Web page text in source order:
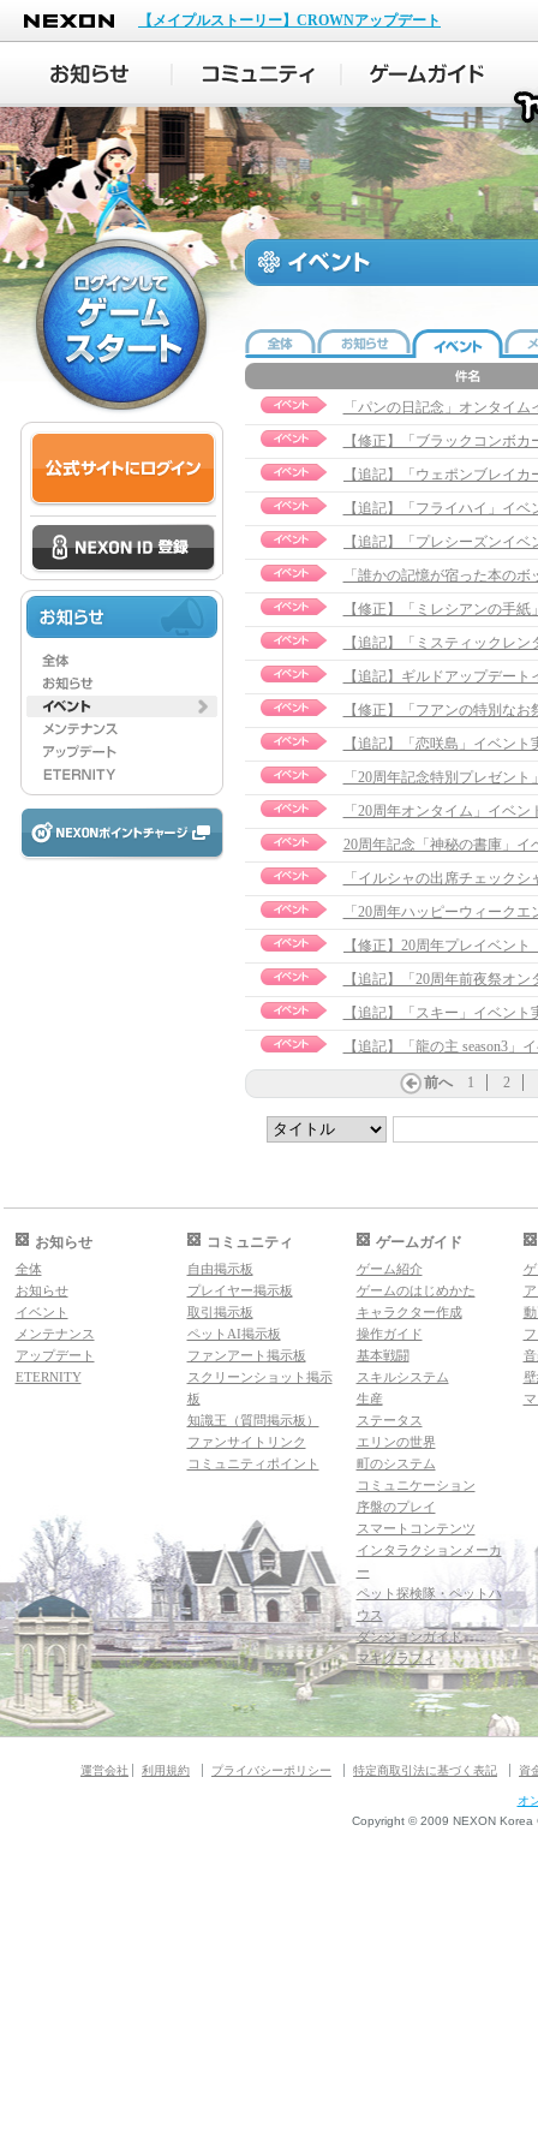
NEXON
【メイプルストーリー】CROWNアップデート
「パンの日記念」オンタイ
【修正】「ブラックコンボ
【追記】「フライハイ」イ
「誰かの記憶が宿った本の
【修正】「ミレシアンの手
【追記】「ミスティックレ
【追記】ギルドアップデー
【修正】「フアンの特別な
【追記】「恋咲島」イベン
「20周年記念特別プレゼン
「20周年オンタイム」イベ
20周年記念「神秘の書庫」
「イルシャの出席チェック
「20周年ハッピーウィーク
【追記】「20周年前夜祭オ
【追記】「スキー」イベン
【追記】「龍の主 season3」
前へ 1 2
お知らせ
全体
お知らせ
イベント
メンテナンス
アップデート
ETERNITY
コミュニティ
自由掲示板
プレイヤー掲示板
取引掲示板
ペットAI掲示板
ファンアート掲示板
スクリーンショット掲示
板
知識王（質問掲示板）
ファンサイトリンク
コミュニティポイント
ゲームガイド
ゲーム紹介
ゲームのはじめかた
キャラクター作成
操作ガイド
基本戦闘
スキルシステム
生産
ステータス
エリンの世界
町のシステム
コミュニケーション
序盤のプレイ
スマートコンテンツ
インタラクションメーカ
ー
ペット探検隊・ペットハ
ウス
ダンジョンガイド
マギグラフィ
運営会社 利用規約 プライバシーポリシー 特定商取引法に基づく表記 資
オ
Copyright © 2009 NEXON Korea